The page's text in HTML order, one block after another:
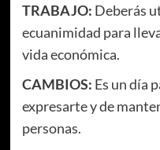
TRABAJO: Deberás
ecuanimidad para
vida económica.
CAMBIOS: Es un día
expresarte y de
personas.